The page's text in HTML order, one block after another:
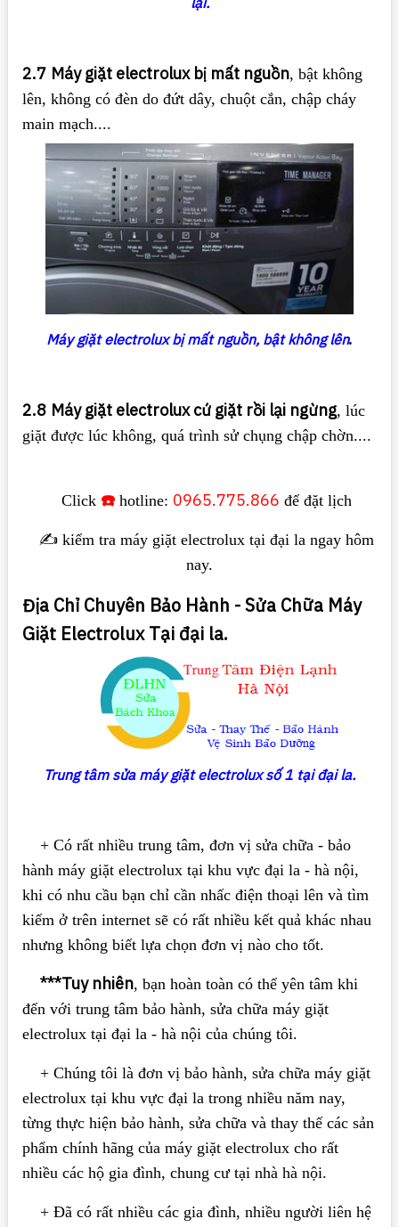
2.7 Máy giặt electrolux bị mất nguồn, bật không
lên, không có đèn do đứt dây, chuột cắn, chập cháy
main mạch....
Máy giặt electrolux bị mất nguồn, bật không lên.
2.8 Máy giặt electrolux cứ giặt rồi lại ngừng, lúc
giặt được lúc không, quá trình sử chụng chập chờn....
Click ☎️hotline: 0965.775.866 để đặt lịch
✍️ kiểm tra máy giặt electrolux tại đại la ngay hôm
nay.
Địa Chỉ Chuyên Bảo Hành - Sửa Chữa Máy
Giặt Electrolux Tại đại la.
Trung tâm sửa máy giặtelectrolux số 1 tại đại la.
+ Có rất nhiều trung tâm, đơn vị sửa chữa - bảo
hành máy giặt electrolux tại khu vực đại la - hà nội,
khi có nhu cầu bạn chỉ cần nhấc điện thoại lên và tìm
kiếm ở trên internet sẽ có rất nhiều kết quả khác nhau
nhưng không biết lựa chọn đơn vị nào cho tốt.
***Tuy nhiên, bạn hoàn toàn có thể yên tâm khi
đến với trung tâm bảo hành, sửa chữa máy giặt
electrolux tại đại la - hà nội của chúng tôi.
+ Chúng tôi là đơn vị bảo hành, sửa chữa máy giặt
electrolux tại khu vực đại la trong nhiều năm nay,
từng thực hiện bảo hành, sửa chữa và thay thế các sản
phẩm chính hãng của máy giặt electrolux cho rất
nhiều các hộ gia đình, chung cư tại nhà hà nội.
+ Đã có rất nhiều các gia đình, nhiều người liên hệ